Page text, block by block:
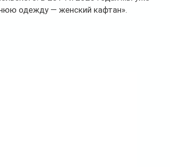
одежду — женский кафтан».